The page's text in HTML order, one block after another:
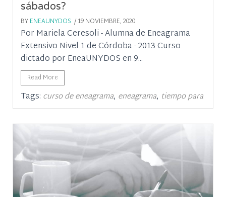
sábados?
BYENEAUNYDOS / 19 NOVIEMBRE, 2020
Por Mariela Ceresoli - Alumna de Eneagrama
Extensivo Nivel 1 de Córdoba - 2013 Curso
dictado por EneaUNYDOS en 9...
Read More
Tags: curso de eneagrama, eneagrama, tiempo para